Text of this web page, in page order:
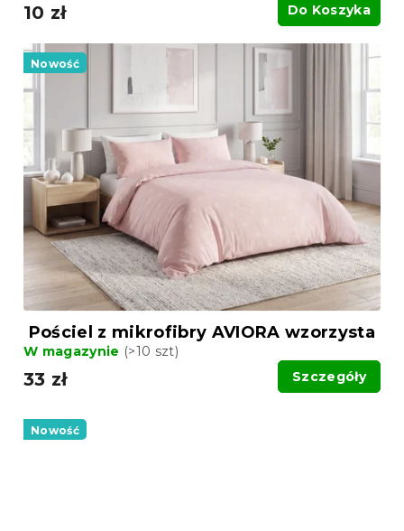
10 zł Do Koszyka
Nowość
Pościel z mikrofibry AVIORA wzorzysta
W magazynie (>10 szt)
33 zł Szczegóły
Nowość